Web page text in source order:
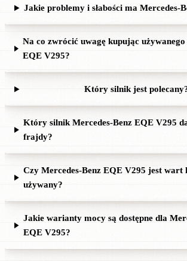
Jakie problemy i słabości ma Mercedes-
Na co zwrócić uwagę kupując używanego
EQE V295?
Który silnik jest
Który silnik Mercedes-Benz EQE V295
frajdy?
Czy Mercedes-Benz EQE V295 jest wart
używany?
Jakie warianty mocy są dostępne dla
EQE V295?